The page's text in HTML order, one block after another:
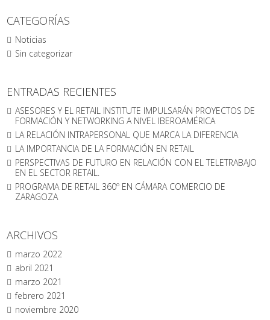
CATEGORÍAS
Noticias
Sin categorizar
ENTRADAS RECIENTES
ASESORES Y EL RETAIL INSTITUTE IMPULSARÁN PROYECTOS DE
FORMACIÓN Y NETWORKING A NIVEL IBEROAMÉRICA
LA RELACIÓN INTRAPERSONAL QUE MARCA LA DIFERENCIA
LA IMPORTANCIA DE LA FORMACIÓN EN RETAIL
PERSPECTIVAS DE FUTURO EN RELACIÓN CON EL TELETRABAJO
EN EL SECTOR RETAIL.
PROGRAMA DE RETAIL 360º EN CÁMARA COMERCIO DE
ZARAGOZA
ARCHIVOS
marzo 2022
abril 2021
marzo 2021
febrero 2021
noviembre 2020